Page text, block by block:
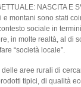
NASCITA E
e montani sono stati
sociale in
in molte realtà, al di
“società locale”.
delle aree rurali di
tipici, di qualità